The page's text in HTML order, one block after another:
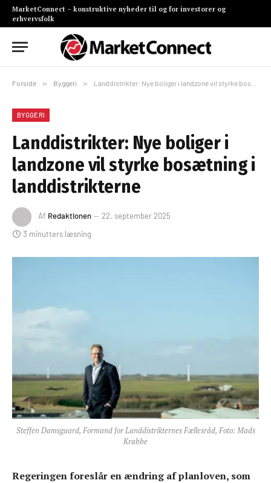
MarketConnect – konstruktive nyheder til og for investorer og
erhvervsfolk
Forside » Byggeri » Landdistrikter: Nye boliger i landzone vil styrke bosætning i landdistrikterne
BYGGERI
Landdistrikter: Nye boliger i
landzone vil styrke bosætning i
landdistrikterne
Af Redaktionen
22. september 2025
3 minutters læsning
Steffen Damsgaard, Formand for Landdistrikternes Fællesråd, Foto: Mads
Krabbe
Regeringen foreslår en ændring af planloven, som